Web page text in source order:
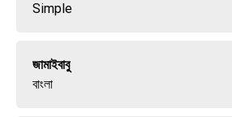
Simple
জামাইবাবু
বাংলা